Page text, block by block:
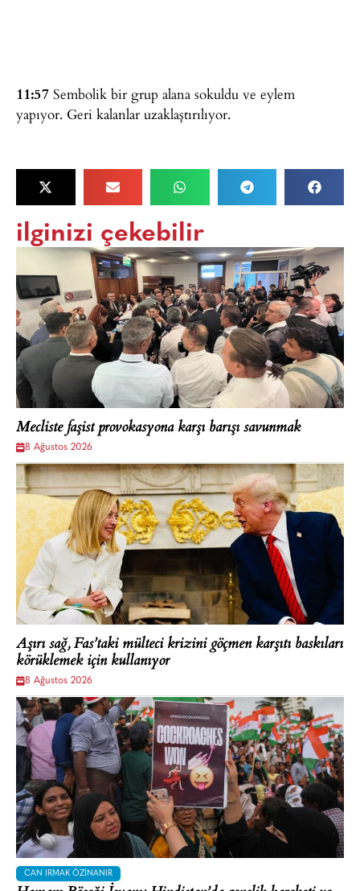
11:57 Sembolik bir grup alana sokuldu ve eylem
yapıyor. Geri kalanlar uzaklaştırılıyor.
ilginizi çekebilir
Mecliste faşist provokasyona karşı barışı savunmak
8 Ağustos 2026
Aşırı sağ, Fas’taki mülteci krizini göçmen karşıtı baskıları
körüklemek için kullanıyor
8 Ağustos 2026
CAN IRMAK ÖZINANIR